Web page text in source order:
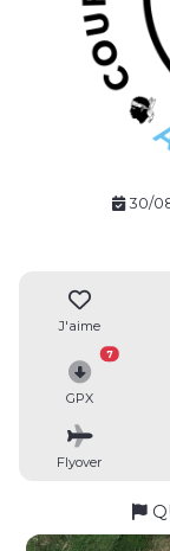
30/
J'aime
GPX
7
Flyover